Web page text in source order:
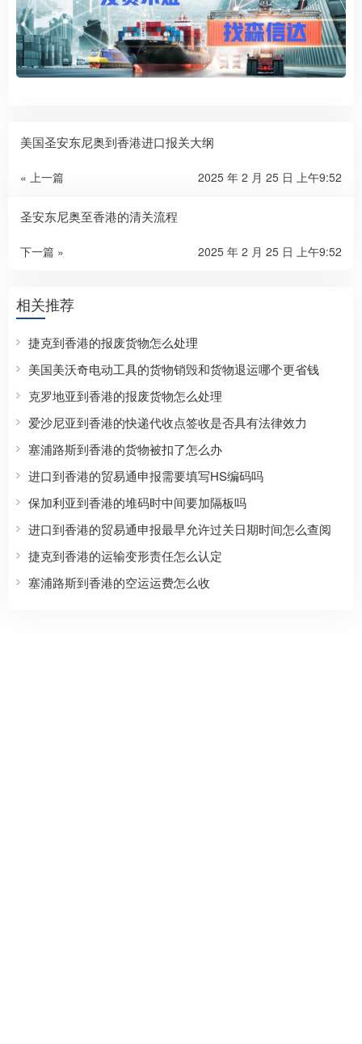
美国圣安东尼奥到香港进口报关大纲
« 上一篇 2025 年 2 月 25 日 上午9:52
圣安东尼奥至香港的清关流程
下一篇 » 2025 年 2 月 25 日 上午9:52
相关推荐
捷克到香港的报废货物怎么处理
美国美沃奇电动工具的货物销毁和货物退运哪个更省钱
克罗地亚到香港的报废货物怎么处理
爱沙尼亚到香港的快递代收点签收是否具有法律效力
塞浦路斯到香港的货物被扣了怎么办
进口到香港的贸易通申报需要填写HS编码吗
保加利亚到香港的堆码时中间要加隔板吗
进口到香港的贸易通申报最早允许过关日期时间怎么查阅
捷克到香港的运输变形责任怎么认定
塞浦路斯到香港的空运运费怎么收